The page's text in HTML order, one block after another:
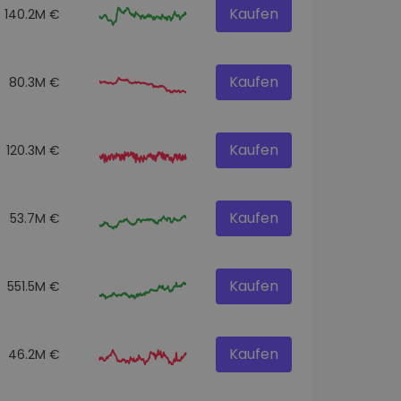
140.2M € Kaufen
80.3M € Kaufen
120.3M € Kaufen
53.7M € Kaufen
551.5M € Kaufen
46.2M € Kaufen